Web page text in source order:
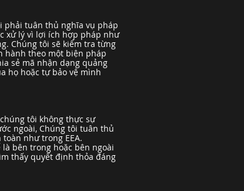
phải tuân thủ nghĩa vụ pháp
xử lý vì lợi ích hợp pháp như
Chúng tôi sẽ kiểm tra từng
hành theo một biện pháp
sẻ mã nhận dạng quảng
họ hoặc tự bảo vệ mình
tôi không thực sự
ngoài, Chúng tôi tuân thủ
như trong EEA.
bên trong hoặc bên ngoài
thấy quyết định thỏa đáng